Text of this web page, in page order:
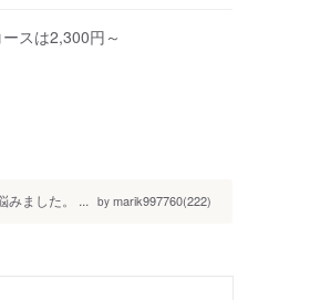
スは2,300円～
みました。 ... by marik997760(222)